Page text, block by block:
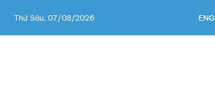
Thứ Sáu, 07/08/2026